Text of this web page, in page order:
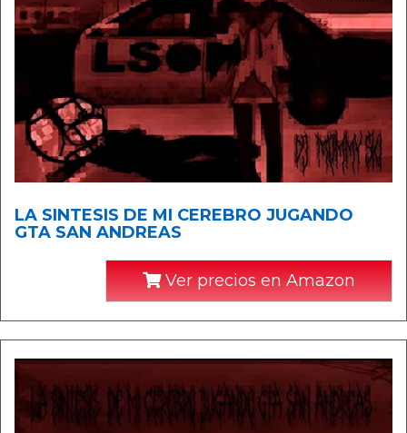
LA SINTESIS DE MI CEREBRO JUGANDO
GTA SAN ANDREAS
Ver precios en Amazon